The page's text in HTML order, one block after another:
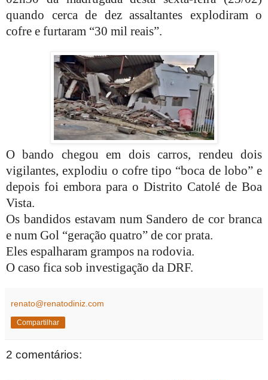
quando cerca de dez assaltantes explodiram o
cofre e furtaram “30 mil reais”.
O bando chegou em dois carros, rendeu dois
vigilantes, explodiu o cofre tipo “boca de lobo” e
depois foi embora para o Distrito Catolé de Boa
Vista.
Os bandidos estavam num Sandero de cor branca
e num Gol “geração quatro” de cor prata.
Eles espalharam grampos na rodovia.
O caso fica sob investigação da DRF.
renato@renatodiniz.com
Compartilhar
2 comentários: